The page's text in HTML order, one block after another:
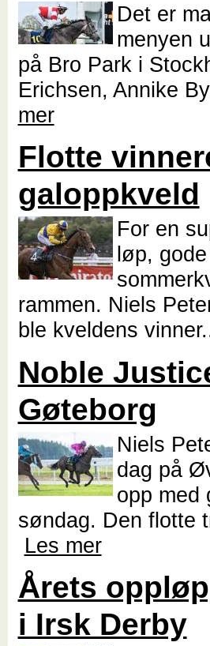
Det er
menyen
på Bro Park i
Erichsen, Annike
mer
Flotte
galoppkveld
For en
løp,
rammen. Niels
ble kveldens
Noble
Gøteborg
Niels
dag på
opp med
søndag. Den flotte
Les mer
Årets
i Irsk Derby